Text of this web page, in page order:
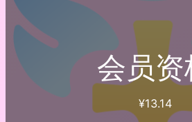
会员资
¥13.14